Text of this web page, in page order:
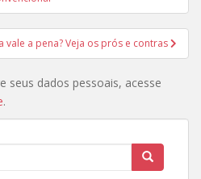
vale a pena? Veja os prós e contras
seus dados pessoais, acesse
.